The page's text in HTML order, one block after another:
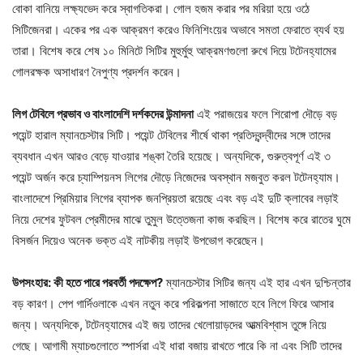
বোকা বানিয়ে লক্ষ্যভেদ করে স্বাগতিকরা। গোল হজম করার পর মরিয়া হয়ে ওঠে
সিটিজেনরা। একের পর এক আক্রমণ করেও ফিনিশিংয়ের অভাবে সমতা ফেরাতে ব্যর্থ হয়
তারা। বিশেষ করে শেষ ১০ মিনিটে সিটির মুহুর্মুহু আক্রমণগুলো রুখে দিয়ে টটেনহ্যামের
গোলরক্ষক অসাধারণ নৈপুণ্য প্রদর্শন করেন।
লিগ টেবিলে প্রভাব ও বাংলাদেশি দর্শকদের উন্মাদনাএই পরাজয়ের ফলে শিরোপা দৌড়ে বড়
পয়েন্ট হারাল ম্যানচেস্টার সিটি। পয়েন্ট টেবিলের শীর্ষে থাকা প্রতিদ্বন্দ্বীদের সঙ্গে তাদের
ব্যবধান এখন আরও বেড়ে যাওয়ার শঙ্কা তৈরি হয়েছে। অন্যদিকে, গুরুত্বপূর্ণ এই ৩
পয়েন্ট অর্জন করে চ্যাম্পিয়নস লিগের দৌড়ে নিজেদের অবস্থান মজবুত করল টটেনহ্যাম।
বাংলাদেশে প্রিমিয়ার লিগের ব্যাপক জনপ্রিয়তা রয়েছে এবং বড় এই দুটি ক্লাবের লড়াই
নিয়ে দেশের ফুটবল প্রেমীদের মাঝে তুমুল উত্তেজনা কাজ করছিল। বিশেষ করে রাতের ঘুমে
বিসর্জন দিয়েও অনেক ভক্ত এই নাটকীয় লড়াই উপভোগ করেছেন।
উপসংহার: কী হতে পারে পরবর্তী পদক্ষেপ?ম্যানচেস্টার সিটির জন্য এই হার এখন দুশ্চিন্তার
বড় কারণ। পেপ গার্দিওলাকে এখন নতুন করে পরিকল্পনা সাজাতে হবে লিগে ফিরে আসার
জন্য। অন্যদিকে, টটেনহ্যামের এই জয় তাদের খেলোয়াড়দের আত্মবিশ্বাস তুঙ্গে নিয়ে
গেছে। আগামী ম্যাচগুলোতে স্পার্সরা এই ধারা বজায় রাখতে পারে কি না এবং সিটি তাদের